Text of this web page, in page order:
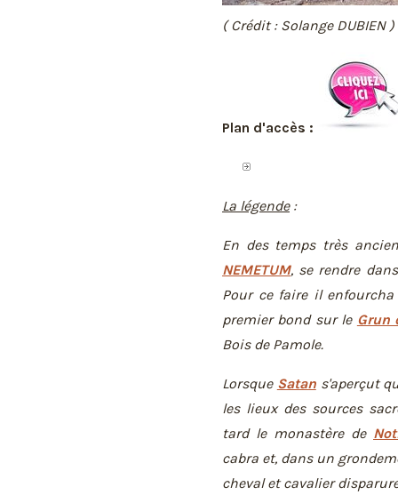
( Crédit : Solange DUBIEN )
Plan d'accès :
La légende:
En des temps très
NEMETUM, se rendre
Pour ce faire il
premier bond sur le Grun
Bois de Pamole.
Lorsque Satans'aperçut
les lieux des sources
tard le monastère de
cabra et, dans un
cheval et cavalier